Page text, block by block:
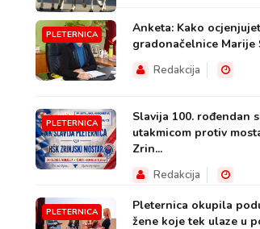
PLETERNICA
Anketa: Kako
gradonačelnice Marije
Redakcija
PLETERNICA
Slavija 100. rođendan
utakmicom protiv
Zrin...
Redakcija
PLETERNICA
Pleternica okupila
žene koje tek ulaze u